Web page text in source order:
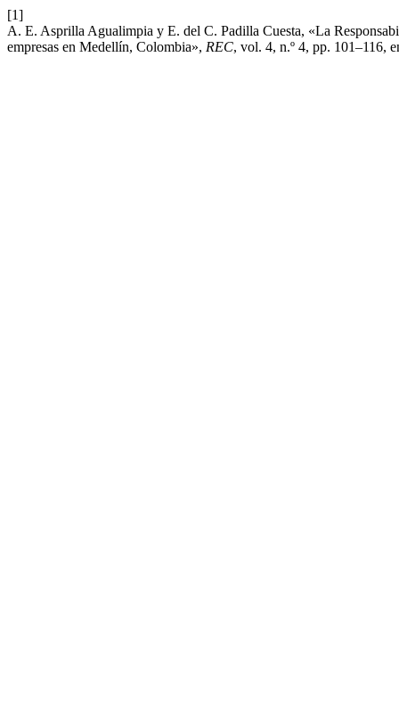
[1]
A. E. Asprilla Agualimpia y E. del C. Padilla Cuesta, «La
empresas en Medellín, Colombia», REC, vol. 4, n.º 4, pp. 101–116,